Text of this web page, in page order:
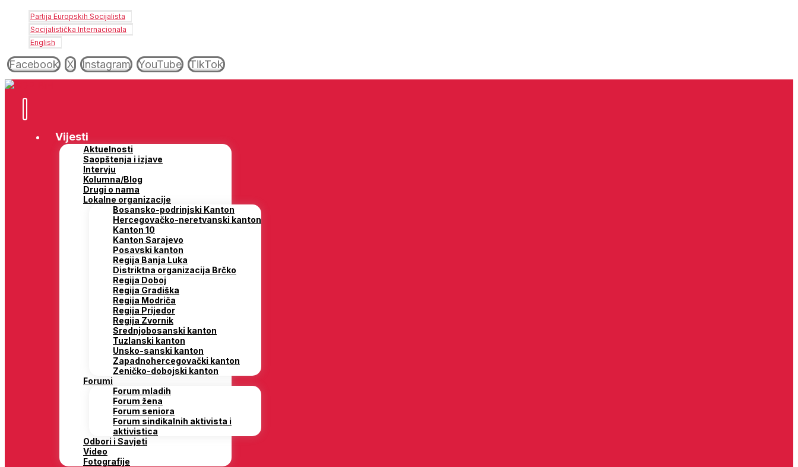
Partija Europskih Socijalista
Socijalistička Internacionala
English
Facebook X Instagram YouTube TikTok
Vijesti
Aktuelnosti
Saopštenja i izjave
Intervju
Kolumna/Blog
Drugi o nama
Lokalne organizacije
Bosansko-podrinjski Kanton
Hercegovačko-neretvanski kanton
Kanton 10
Kanton Sarajevo
Posavski kanton
Regija Banja Luka
Distriktna organizacija Brčko
Regija Doboj
Regija Gradiška
Regija Modriča
Regija Prijedor
Regija Zvornik
Srednjobosanski kanton
Tuzlanski kanton
Unsko-sanski kanton
Zapadnohercegovački kanton
Zeničko-dobojski kanton
Forumi
Forum mladih
Forum žena
Forum seniora
Forum sindikalnih aktivista i
aktivistica
Odbori i Savjeti
Video
Fotografije